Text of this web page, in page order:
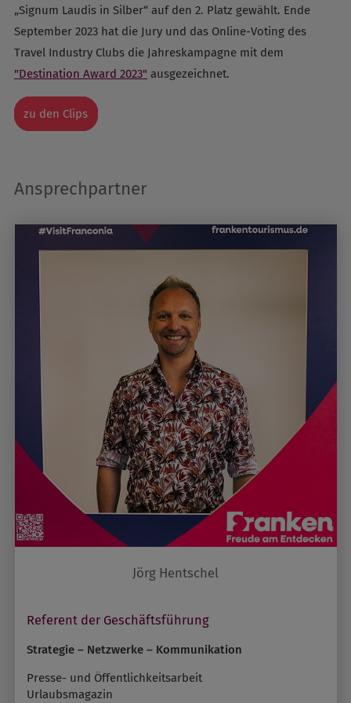
„Signum Laudis in Silber“ auf den 2. Platz gewählt. Ende
September 2023 hat die Jury und das Online-Voting des
Travel Industry Clubs die Jahreskampagne mit dem
"Destination Award 2023" ausgezeichnet.
zu den Clips
Ansprechpartner
Jörg Hentschel
Referent der Geschäftsführung
Strategie – Netzwerke – Kommunikation
Presse- und Öffentlichkeitsarbeit
Urlaubsmagazin